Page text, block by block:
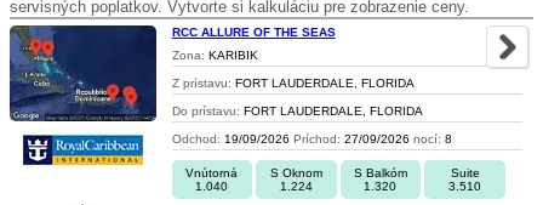
servisných poplatkov. Vytvorte si kalkuláciu pre zobrazenie ceny.
RCC ALLURE OF THE SEAS
Zona: KARIBIK
Z prístavu: FORT LAUDERDALE, FLORIDA
Do prístavu: FORT LAUDERDALE, FLORIDA
Odchod: 19/09/2026 Príchod: 27/09/2026 nocí: 8
Vnútorná
1.040
S Oknom
1.224
S Balkóm
1.320
Suite
3.510